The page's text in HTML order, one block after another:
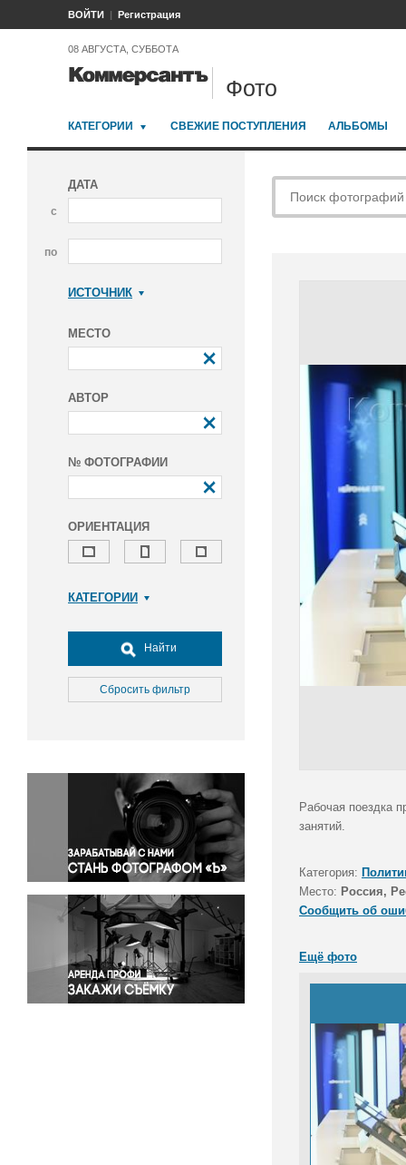
ВОЙТИ Регистрация
08 АВГУСТА, СУББОТА
Фото
КАТЕГОРИИ СВЕЖИЕ ПОСТУПЛЕНИЯ АЛЬБОМЫ
ДАТА
с
по
ИСТОЧНИК
МЕСТО
АВТОР
№ ФОТОГРАФИИ
ОРИЕНТАЦИЯ
КАТЕГОРИИ
Досуг, туризм и отдых
Культура
Медицина
Окружающая среда
Политика
Правосудие
Происшествия и конфликты
Религия
Светская жизнь
Спорт
Экология
Экономика и бизнес
Найти
Сбросить фильтр
Рабочая поездка
занятий.
Категория:
Место: Россия,
Сообщить об
Ещё фото